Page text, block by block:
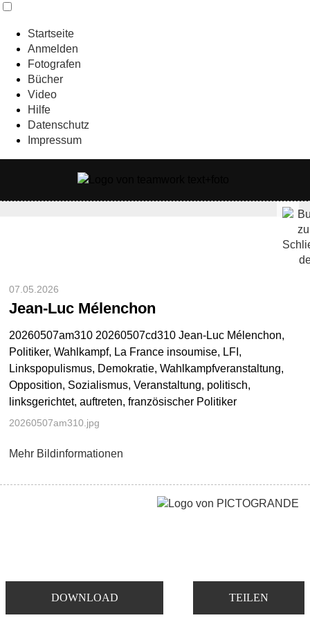
Startseite
Anmelden
Fotografen
Bücher
Video
Hilfe
Datenschutz
Impressum
DOWNLOAD TEILEN
07.05.2026
Jean-Luc Mélenchon
20260507am310 20260507cd310 Jean-Luc Mélenchon,
Politiker, Wahlkampf, La France insoumise, LFI,
Linkspopulismus, Demokratie, Wahlkampfveranstaltung,
Opposition, Sozialismus, Veranstaltung, politisch,
linksgerichtet, auftreten, französischer Politiker
20260507am310.jpg
Mehr Bildinformationen